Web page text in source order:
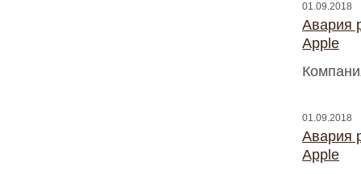
01.09.2018
Авария
Apple
01.09.2018
Авария
Apple